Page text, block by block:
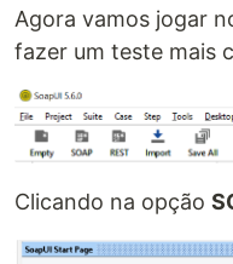
Agora vamos jogar
fazer um teste mais
Clicando na opção